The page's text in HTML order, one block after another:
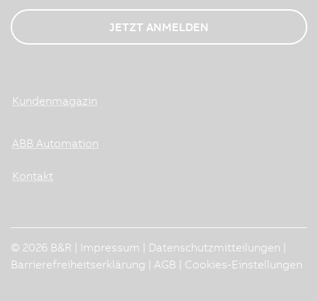
JETZT ANMELDEN
Kundenmagazin
ABB Automation
Kontakt
© 2026 B&R | Impressum Datenschutzmitteilungen
Barrierefreiheitserklärung
AGB Cookies-Einstellungen